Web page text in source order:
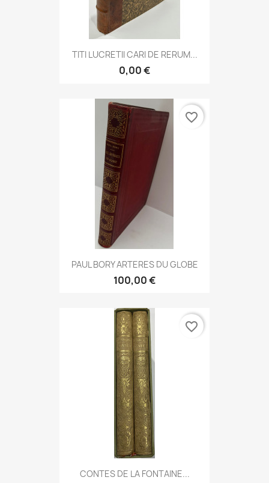
TITI LUCRETII CARI DE RERUM...
0,00 €
PAUL BORY ARTERES DU GLOBE
100,00 €
favorite_border
CONTES DE LA FONTAINE...
favorite_border